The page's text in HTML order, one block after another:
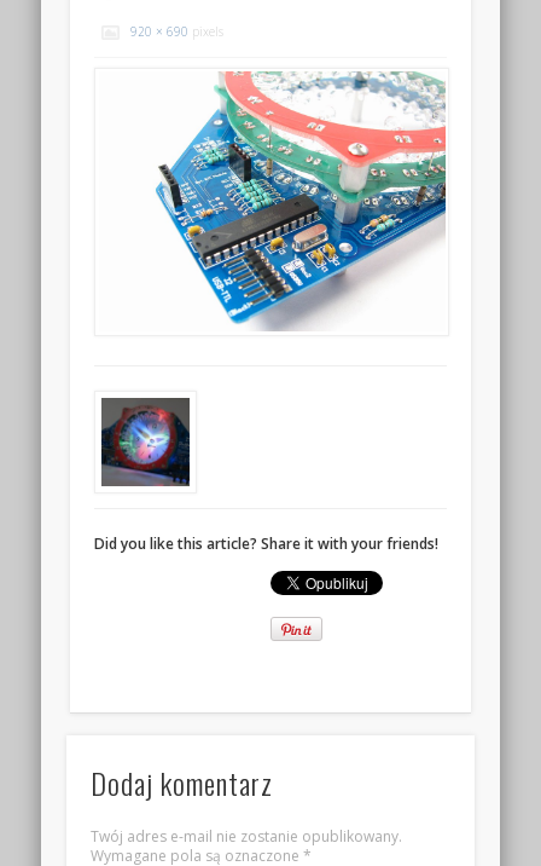
920 × 690 pixels
Did you like this article? Share it with your friends!
Dodaj komentarz
Twój adres e-mail nie zostanie opublikowany.
Wymagane pola są oznaczone *